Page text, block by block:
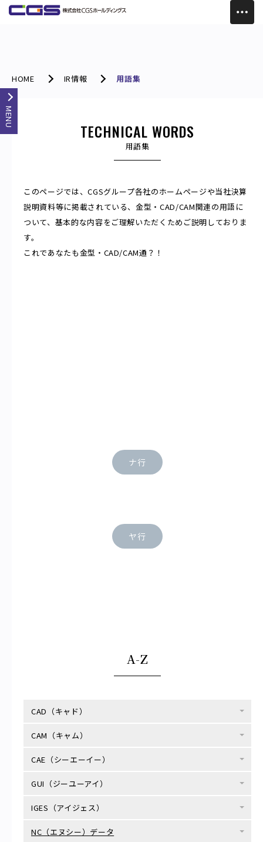
HOME IR情報 用語集
TECHNICAL WORDS
用語集
MENU
このページでは、CGSグループ各社のホームページや当社決算
説明資料等に掲載されている、金型・CAD/CAM関連の用語に
ついて、基本的な内容をご理解いただくためご説明しておりま
す。
これであなたも金型・CAD/CAM通？！
ナ行
ヤ行
A-Z
CAD（キャド）
CAM（キャム）
CAE（シーエーイー）
GUI（ジーユーアイ）
IGES（アイジェス）
NC（エヌシー）データ